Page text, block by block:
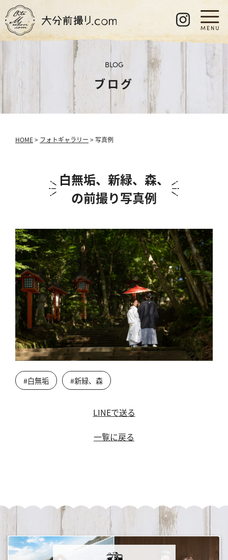
BLOG
ブログ
HOME> フォトギャラリー > 写真例
白無垢、新緑、森、
の前撮り写真例
#白無垢 #新緑、森
LINEで送る
一覧に戻る